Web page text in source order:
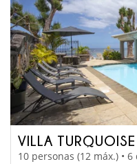
VILLA TURQUOISE
10 personas (12 máx.) •